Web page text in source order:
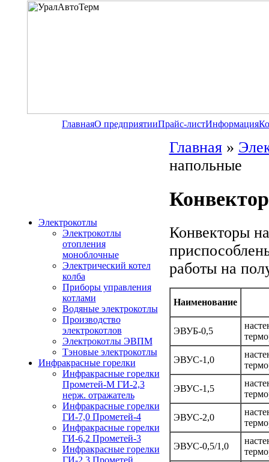
ГлавнаяО предприятииПрайс-листИнформация
Электрокотлы
Электрокотлы
отопления
моноблочные
Электрический котел
колба
Приборы управления
котлами
Водяные электрокотлы
Производство
электрокотлов
Электрокотлы ЭВПМ
Тэновые электрокотлы
Инфракрасные горелки
Инфракрасные горелки
Прометей-М ГИ-2,3
нерж. отражатель
Инфракрасные горелки
ГИ-7,0 Прометей-4
Инфракрасные горелки
ГИ-6,2 Прометей-3
Инфракрасные горелки
ГИ-2,3 Прометей
Главная»
напольные
Конвекторы
работы на
Наименование
ЭВУБ-0,5
ЭВУС-1,0
ЭВУС-1,5
ЭВУС-2,0
ЭВУС-0,5/1,0